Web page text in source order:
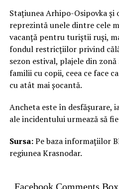
Stațiunea Arhipo-Osipovka și
reprezintă unele dintre cele
vacanță pentru turiștii ruși,
fondul restricțiilor privind
sezon estival, plajele din
familii cu copii, ceea ce face
cu atât mai șocantă.
Ancheta este în desfășurare,
ale incidentului urmează să
Sursa:Pe baza informațiilor
regiunea Krasnodar.
Facebook Comments Box